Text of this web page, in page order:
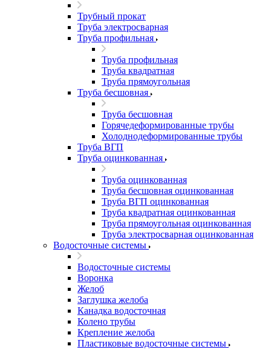
Трубный прокат
Труба электросварная
Труба профильная
Труба профильная
Труба квадратная
Труба прямоугольная
Труба бесшовная
Труба бесшовная
Горячедеформированные трубы
Холоднодеформированные трубы
Труба ВГП
Труба оцинкованная
Труба оцинкованная
Труба бесшовная оцинкованная
Труба ВГП оцинкованная
Труба квадратная оцинкованная
Труба прямоугольная оцинкованная
Труба электросварная оцинкованная
Водосточные системы
Водосточные системы
Воронка
Желоб
Заглушка желоба
Канадка водосточная
Колено трубы
Крепление желоба
Пластиковые водосточные системы